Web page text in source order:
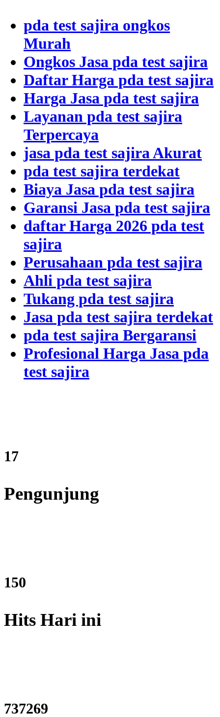
pda test sajira ongkos
Murah
Ongkos Jasa pda test sajira
Daftar Harga pda test sajira
Harga Jasa pda test sajira
Layanan pda test sajira
Terpercaya
jasa pda test sajira Akurat
pda test sajira terdekat
Biaya Jasa pda test sajira
Garansi Jasa pda test sajira
daftar Harga 2026 pda test
sajira
Perusahaan pda test sajira
Ahli pda test sajira
Tukang pda test sajira
Jasa pda test sajira terdekat
pda test sajira Bergaransi
Profesional Harga Jasa pda
test sajira
20
Pengunjung
180
Hits Hari ini
888139